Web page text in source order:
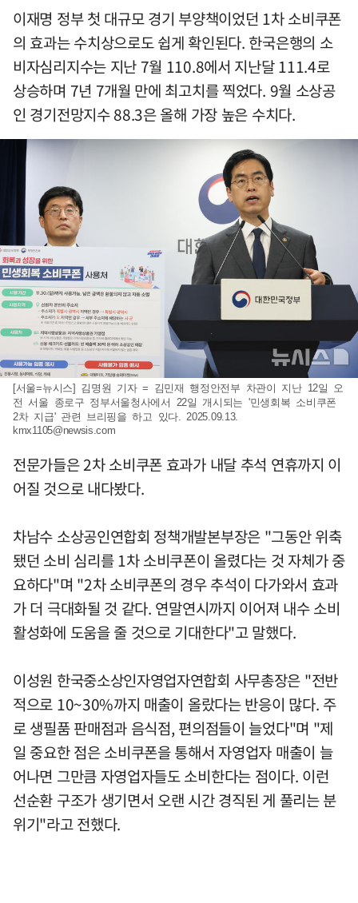
이재명 정부 첫 대규모 경기 부양책이었던 1차 소비쿠폰
의 효과는 수치상으로도 쉽게 확인된다. 한국은행의 소
비자심리지수는 지난 7월 110.8에서 지난달 111.4로
상승하며 7년 7개월 만에 최고치를 찍었다. 9월 소상공
인 경기전망지수 88.3은 올해 가장 높은 수치다.
[서울=뉴시스] 김명원 기자 = 김민재 행정안전부 차관이 지난 12일 오
전 서울 종로구 정부서울청사에서 22일 개시되는 '민생회복 소비쿠폰
2차 지급' 관련 브리핑을 하고 있다. 2025.09.13.
kmx1105@newsis.com
전문가들은 2차 소비쿠폰 효과가 내달 추석 연휴까지 이
어질 것으로 내다봤다.
차남수 소상공인연합회 정책개발본부장은 "그동안 위축
됐던 소비 심리를 1차 소비쿠폰이 올렸다는 것 자체가 중
요하다"며 "2차 소비쿠폰의 경우 추석이 다가와서 효과
가 더 극대화될 것 같다. 연말연시까지 이어져 내수 소비
활성화에 도움을 줄 것으로 기대한다"고 말했다.
이성원 한국중소상인자영업자연합회 사무총장은 "전반
적으로 10~30%까지 매출이 올랐다는 반응이 많다. 주
로 생필품 판매점과 음식점, 편의점들이 늘었다"며 "제
일 중요한 점은 소비쿠폰을 통해서 자영업자 매출이 늘
어나면 그만큼 자영업자들도 소비한다는 점이다. 이런
선순환 구조가 생기면서 오랜 시간 경직된 게 풀리는 분
위기"라고 전했다.